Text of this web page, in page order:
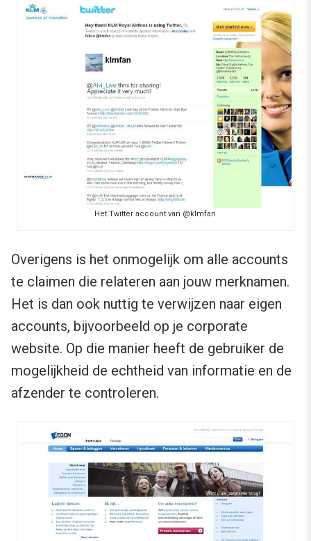
Het Twitter account van @klmfan
Overigens is het onmogelijk om alle accounts
te claimen die relateren aan jouw merknamen.
Het is dan ook nuttig te verwijzen naar eigen
accounts, bijvoorbeeld op je corporate
website. Op die manier heeft de gebruiker de
mogelijkheid de echtheid van informatie en de
afzender te controleren.